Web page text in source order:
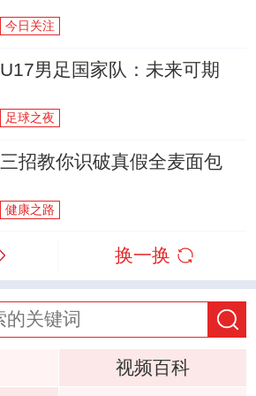
今日关注
U17男足国家队：未来可期
足球之夜
三招教你识破真假全麦面包
健康之路
换一换
视频百科